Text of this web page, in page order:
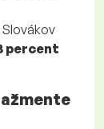
percent